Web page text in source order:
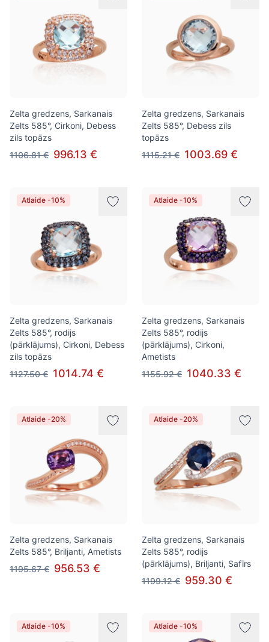
Zelta gredzens, Sarkanais
Zelts 585°, Cirkoni, Debess
zils topāzs
1106.81 € 996.13 €
Zelta gredzens, Sarkanais
Zelts 585°, Debess zils
topāzs
1115.21 € 1003.69 €
Atlaide -10%
Zelta gredzens, Sarkanais
Zelts 585°, rodijs
(pārklājums), Cirkoni, Debess
zils topāzs
1127.50 € 1014.74 €
Atlaide -10%
Zelta gredzens, Sarkanais
Zelts 585°, rodijs
(pārklājums), Cirkoni,
Ametists
1155.92 € 1040.33 €
Atlaide -20%
Zelta gredzens, Sarkanais
Zelts 585°, Briljanti, Ametists
1195.67 € 956.53 €
Atlaide -20%
Zelta gredzens, Sarkanais
Zelts 585°, rodijs
(pārklājums), Briljanti, Safīrs
1199.12 € 959.30 €
Atlaide -10% Atlaide -10%